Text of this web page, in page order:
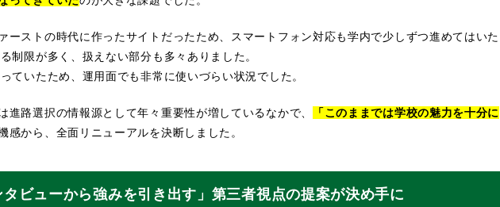
ーストの時代に作ったサイトだったため、スマートフォン対応も学内で少しずつ進めてはいた
制限が多く、扱えない部分も多々ありました。
ていたため、運用面でも非常に使いづらい状況でした。
進路選択の情報源として年々重要性が増しているなかで、
「このままでは学校の魅力を十分に
感から、全面リニューアルを決断しました。
タビューから強みを引き出す」第三者視点の提案が決め手に